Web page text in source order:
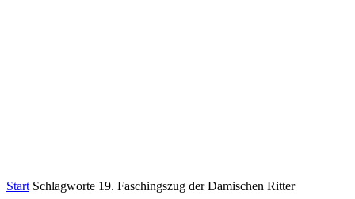
Start Schlagworte 19. Faschingszug der Damischen Ritter